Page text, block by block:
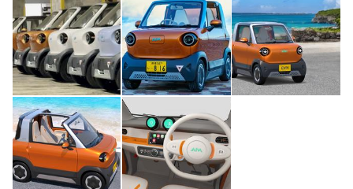
電動キックボード
ライフスタイル
テクノロジー
このメディアについて
運営会社